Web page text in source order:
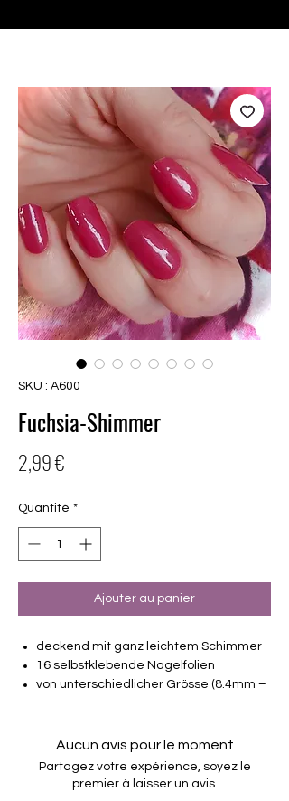
SKU : A600
Fuchsia-Shimmer
2,99 €
Quantité *
Ajouter au panier
deckend mit ganz leichtem Schimmer
16 selbstklebende Nagelfolien
von unterschiedlicher Grösse (8.4mm –
Halten bis zu 14 Tage
Farbe: Fuchsia, Pink, leichter Schimmer
Aucun avis pour le moment
Partagez votre expérience, soyez le
premier à laisser un avis.